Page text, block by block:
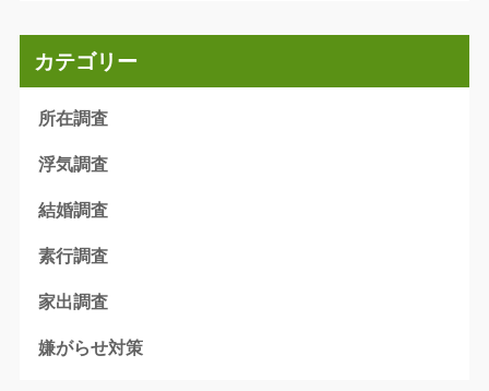
カテゴリー
所在調査
浮気調査
結婚調査
素行調査
家出調査
嫌がらせ対策